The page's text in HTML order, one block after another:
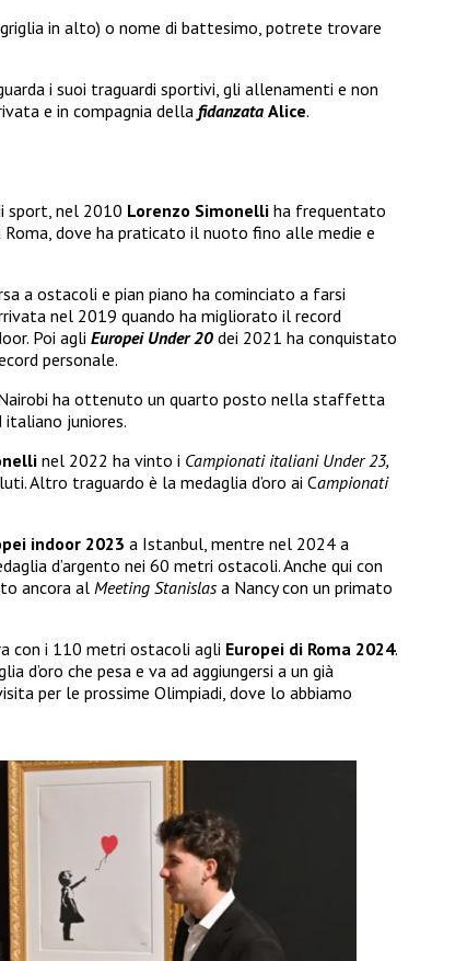
in alto) o nome di battesimo, potrete trovare
i suoi traguardi sportivi, gli allenamenti e non
e in compagnia della fidanzata Alice.
sport, nel 2010 Lorenzo Simonelli ha frequentato
Roma, dove ha praticato il nuoto fino alle medie e
a ostacoli e pian piano ha cominciato a farsi
nel 2019 quando ha migliorato il record
Poi agli Europei Under 20 dei 2021 ha conquistato
personale.
ha ottenuto un quarto posto nella staffetta
juniores.
nel 2022 ha vinto i Campionati italiani Under 23,
Altro traguardo è la medaglia d’oro ai Campionati
indoor 2023 a Istanbul, mentre nel 2024 a
d’argento nei 60 metri ostacoli. Anche qui con
ancora al Meeting Stanislasa Nancy con un primato
con i 110 metri ostacoli agli Europei di Roma 2024.
d’oro che pesa e va ad aggiungersi a un già
per le prossime Olimpiadi, dove lo abbiamo